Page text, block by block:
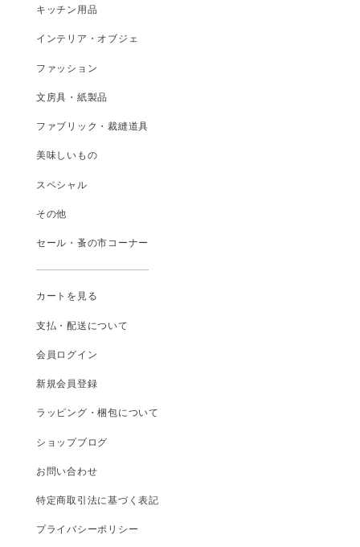
キッチン用品
インテリア・オブジェ
ファッション
文房具・紙製品
ファブリック・裁縫道具
美味しいもの
スペシャル
その他
セール・蚤の市コーナー
カートを見る
支払 ・配送について
会員ログイン
新規会員登録
ラッピング・梱包について
ショップブログ
お問い合わせ
特定商取引法に基づく表記
プライバシーポリシー